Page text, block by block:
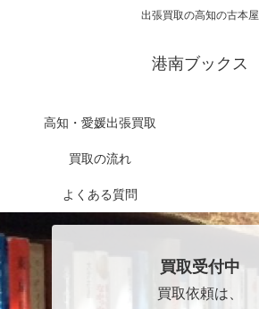
出張買取の高知の古本屋
港南ブックス
高知・愛媛出張買取
買取の流れ
よくある質問
買取受付中
買取依頼は、